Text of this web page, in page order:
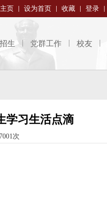
页 设为首页 收藏 登录
招生 党群工作 校友
学习生活点滴
次